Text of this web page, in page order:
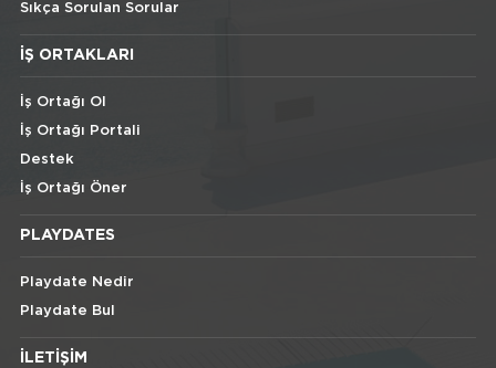
Sıkça Sorulan Sorular
İŞ ORTAKLARI
İş Ortağı Ol
İş Ortağı Portali
Destek
İş Ortağı Öner
PLAYDATES
Playdate Nedir
Playdate Bul
İLETIŞIM